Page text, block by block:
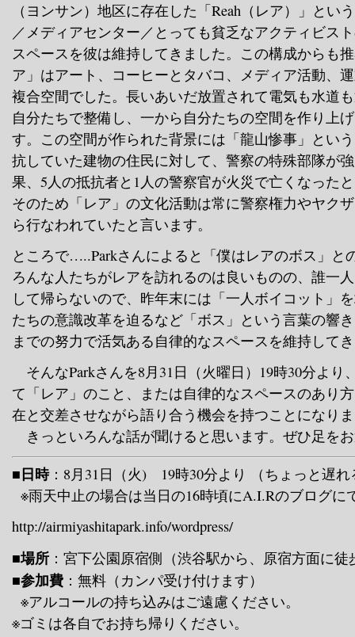
（ヨンサン）地区に存在した「Reah（レア）」とい
／メディアセンター／とっても貧乏なアクティビス
スペースを彼は維持してきました。この構成からも
ア」はアート、コーヒーとタバコ、メディア活動、
複合空間でした。長いあいだ放置されて電気も水道
自分たちで整備し、一から自分たちの空間を作り上
す。この空間が作られた背景には「龍山惨事」とい
抗していた建物の住民に対して、警察の特殊部隊が
果、5人の抵抗者と1人の警察官が火災で亡くなった
そのため「レア」の文化活動は常に警察権力やヤク
ら行なわれていたと言います。
ところで…..Parkさんによると「僕はレアのボス」と
ろんな人たちがレアを訪れるのは良いものの、誰一
して帰らないので、昨年末には「一人ボイコット」
たちの意識改革を迫るなど「ボス」という言葉の響
までの努力で活気ある自律的なスペースを維持して
そんなParkさんを8月31日（火曜日）19時30分より
て「レア」のこと、または自律的なスペースのあり
在と交差させながら語り合う機会を持つことになり
きっといろんな話が聞けると思います。ぜひ足を
■日時：8月31日（火) 19時30分より （ちょっと遅れ
※雨天中止の場合は当日の16時頃にA.I.Rのブログに
http://airmiyashitapark.info/wordpress/
■場所 ：宮下公園原宿側（渋谷駅から、原宿方面に
■参加費 ：無料（カンパ受け付けます）
※アルコールの持ち込みはご遠慮ください。
※ゴミは各自でお持ち帰りください。